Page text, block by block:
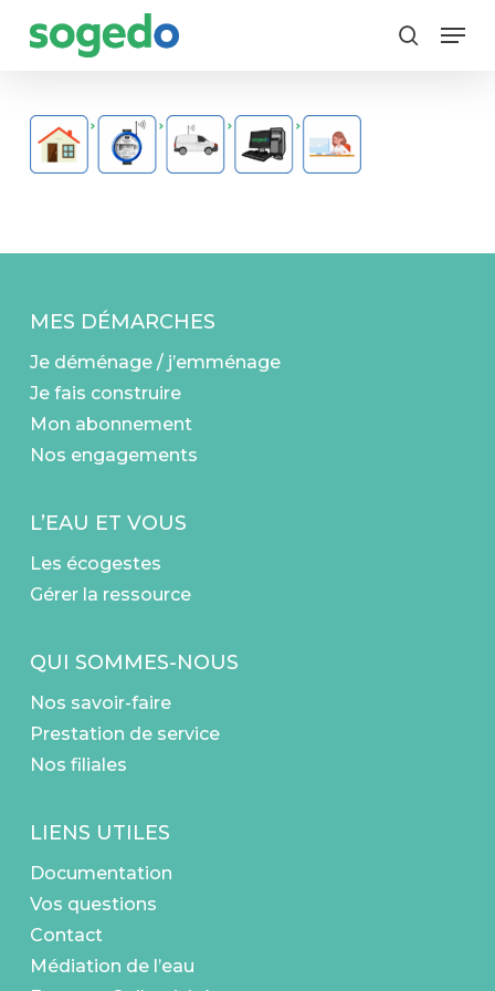
search
Menu
MES DÉMARCHES
Je déménage / j’emménage
Je fais construire
Mon abonnement
Nos engagements
L’EAU ET VOUS
Les écogestes
Gérer la ressource
QUI SOMMES-NOUS
Nos savoir-faire
Prestation de service
Nos filiales
LIENS UTILES
Documentation
Vos questions
Contact
Médiation de l’eau